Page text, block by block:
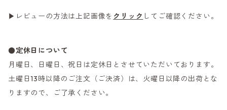
▶レビューの方法は上記画像を クリック してご確認ください。
●定休日について
月曜日、日曜日、祝日は定休日とさせていただいております。
土曜日13時以降のご注文（ご決済）は、火曜日以降の出荷とな
りますので、ご了承ください。